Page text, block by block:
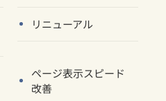
リニューアル
ページ表示スピード
改善